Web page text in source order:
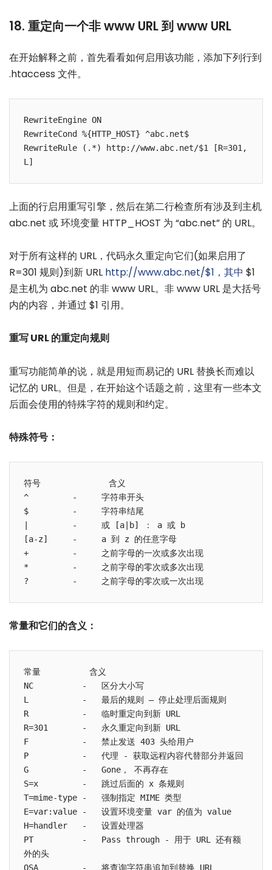
18. 重定向一个非 www URL 到 www URL
在开始解释之前，首先看看如何启用该功能，添加下列行到
.htaccess 文件。
RewriteEngine ON
RewriteCond %{HTTP_HOST} ^abc.net$
RewriteRule (.*) http://www.abc.net/$1 [R=301,
上面的行启用重写引擎，然后在第二行检查所有涉及到主机
abc.net 或 环境变量 HTTP_HOST 为 “abc.net” 的 URL。
对于所有这样的 URL，代码永久重定向它们(如果启用了
R=301 规则)到新 URL http://www.abc.net/$1，其中 $1
是主机为 abc.net 的非 www URL。非 www URL 是大括号
内的内容，并通过 $1 引用。
重写 URL 的重定向规则
重写功能简单的说，就是用短而易记的 URL 替换长而难以
记忆的 URL。但是，在开始这个话题之前，这里有一些本文
后面会使用的特殊字符的规则和约定。
特殊符号：
符号              含义
^         -     字符串开头
$         -     字符串结尾
|         -     或 [a|b] ： a 或 b
[a-z]     -     a 到 z 的任意字母
+         -     之前字母的一次或多次出现
*         -     之前字母的零次或多次出现
常量和它们的含义：
常量          含义
NC          -   区分大小写
L           -   最后的规则 – 停止处理后面规则
R           -   临时重定向到新 URL
R=301       -   永久重定向到新 URL
F           -   禁止发送 403 头给用户
P           -   代理 - 获取远程内容代替部分并返回
G           -   Gone， 不再存在
S=x         -   跳过后面的 x 条规则
T=mime-type -   强制指定 MIME 类型
E=var:value -   设置环境变量 var 的值为 value
H=handler   -   设置处理器
PT          -   Pass through - 用于 URL 还有额
外的头